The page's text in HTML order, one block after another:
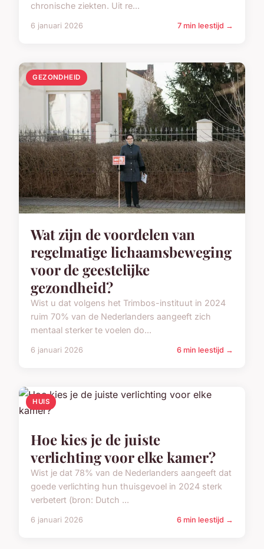
Wat zijn de beste strategieën
om een gezond gewicht te
behouden?
Een gezond gewicht brengt niet alleen meer
energie, maar vermindert ook het risico op diverse
chronische ziekten. Uit re...
6 januari 2026 7 min leestijd →
GEZONDHEID
regelmatige lichaamsbeweging
voor de geestelijke
gezondheid?
Wist u dat volgens het Trimbos-instituut in 2024
ruim 70% van de Nederlanders aangeeft zich
mentaal sterker te voelen do...
6 januari 2026